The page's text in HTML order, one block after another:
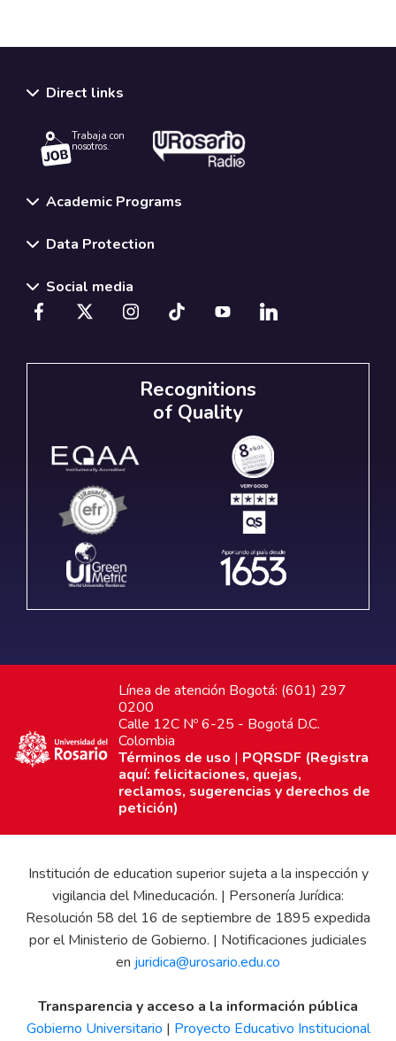
Direct links
Trabaja con
nosotros.
Academic Programs
Data Protection
Social media
Recognitions
of Quality
Línea de atención Bogotá: (601) 297
0200
Calle 12C Nº 6-25 - Bogotá D.C.
Colombia
Términos de uso | PQRSDF (Registra
aquí: felicitaciones, quejas,
reclamos, sugerencias y derechos de
petición)
Institución de education superior sujeta a la inspección y
vigilancia del Mineducación. | Personería Jurídica:
Resolución 58 del 16 de septiembre de 1895 expedida
por el Ministerio de Gobierno. | Notificaciones judiciales
en juridica@urosario.edu.co
Transparencia y acceso a la información pública
Gobierno Universitario | Proyecto Educativo Institucional